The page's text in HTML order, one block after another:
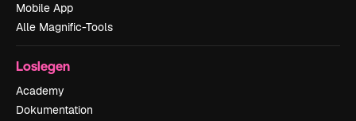
Mobile App
Alle Magnific-Tools
Loslegen
Academy
Dokumentation